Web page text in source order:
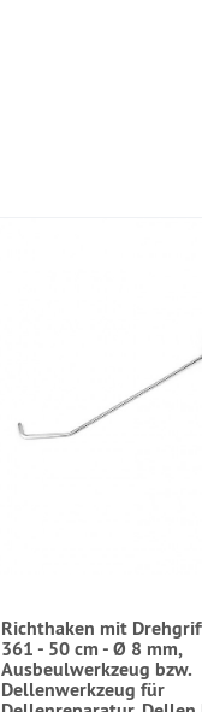
Richthaken mit
361 - 50 cm - Ø 8 mm,
Ausbeulwerkzeug bzw.
Dellenwerkzeug für